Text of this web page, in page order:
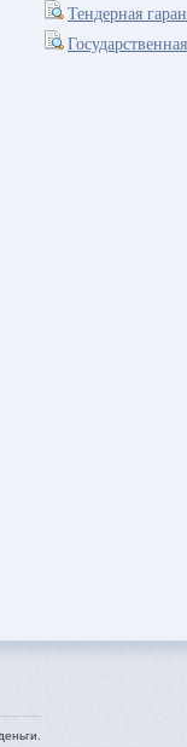
Тендерная